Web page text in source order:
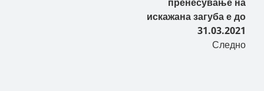
искажана загуба е до
31.03.2021
Следно